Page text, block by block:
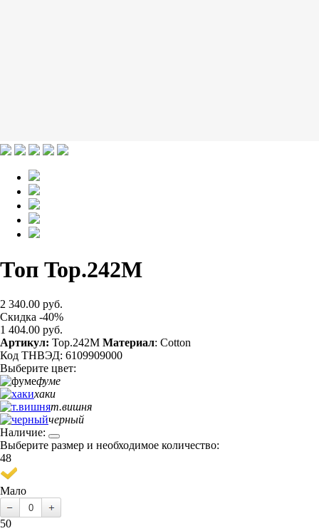
Топ Top.242M
2 340.00 руб.
Скидка -40%
1 404.00 руб.
Артикул: Top.242M Материал: Cotton
Код ТНВЭД: 6109909000
Выберите цвет:
фуме
хаки
т.вишня
черный
Наличие:
Выберите размер и необходимое количество:
48
Мало
50